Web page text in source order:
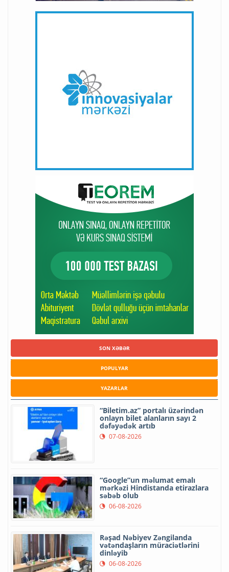
SON XƏBƏR
POPULYAR
YAZARLAR
“Biletim.az” portalı üzərindən
onlayn bilet alanların sayı 2
dəfəyədək artıb
07-08-2026
“Google”un məlumat emalı
mərkəzi Hindistanda etirazlara
səbəb olub
06-08-2026
Rəşad Nəbiyev Zəngilanda
vətəndaşların müraciətlərini
dinləyib
06-08-2026